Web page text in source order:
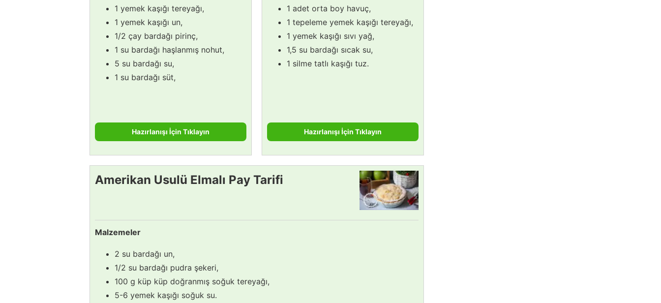
1 yemek kaşığı tereyağı,
1 yemek kaşığı un,
1/2 çay bardağı pirinç,
1 su bardağı haşlanmış nohut,
5 su bardağı su,
1 su bardağı süt,
Hazırlanışı İçin Tıklayın
1 adet orta boy havuç,
1 tepeleme yemek kaşığı tereyağı,
1 yemek kaşığı sıvı yağ,
1,5 su bardağı sıcak su,
1 silme tatlı kaşığı tuz.
Hazırlanışı İçin Tıklayın
Amerikan Usulü Elmalı Pay Tarifi
Malzemeler
2 su bardağı un,
1/2 su bardağı pudra şekeri,
100 g küp küp doğranmış soğuk tereyağı,
5-6 yemek kaşığı soğuk su.